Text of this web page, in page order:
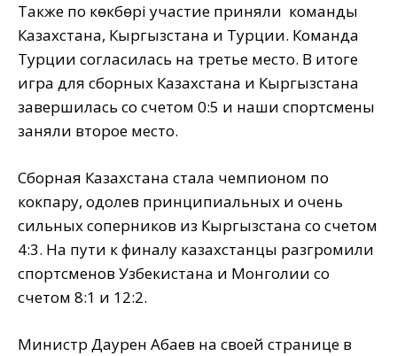
Также по көкбөрі участие приняли команды
Казахстана, Кыргызстана и Турции. Команда
Турции согласилась на третье место. В итоге
игра для сборных Казахстана и Кыргызстана
завершилась со счетом 0:5 и наши спортсмены
заняли второе место.
Сборная Казахстана стала чемпионом по
кокпару, одолев принципиальных и очень
сильных соперников из Кыргызстана со счетом
4:3. На пути к финалу казахстанцы разгромили
спортсменов Узбекистана и Монголии со
счетом 8:1 и 12:2.
Министр Даурен Абаев на своей странице в